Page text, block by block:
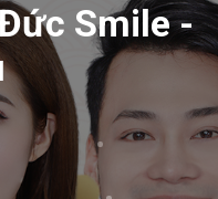
Smile -